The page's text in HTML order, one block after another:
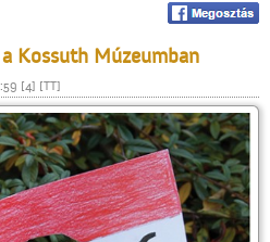
Kossuth Múzeumban
[4] [TT]